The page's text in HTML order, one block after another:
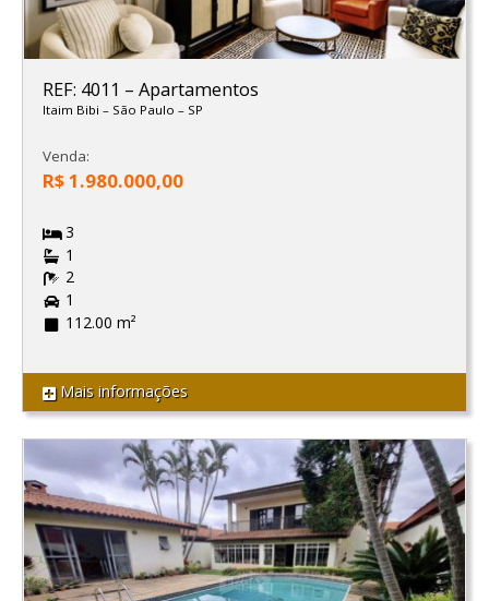
REF: 4011 – Apartamentos
Itaim Bibi – São Paulo – SP
Venda:
R$ 1.980.000,00
3
1
2
1
112.00 m²
Mais informações